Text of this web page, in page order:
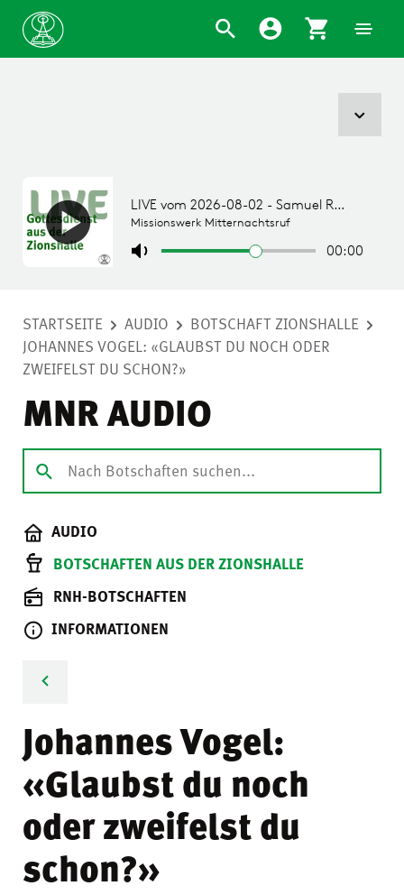
STARTSEITE AUDIO
BOTSCHAFT ZIONSHALLE
JOHANNES VOGEL: «GLAUBST DU NOCH ODER
ZWEIFELST DU SCHON?»
MNR AUDIO
AUDIO
BOTSCHAFTEN AUS DER ZIONSHALLE
RNH-BOTSCHAFTEN
INFORMATIONEN
Johannes Vogel:
«Glaubst du noch
oder zweifelst du
schon?»